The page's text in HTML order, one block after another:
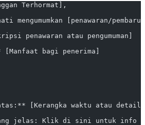
Terhormat],
mengumumkan [penawaran/
penawaran atau pengumuman]
[Manfaat bagi penerima]
[Kerangka waktu atau
jelas: Klik di sini untuk info